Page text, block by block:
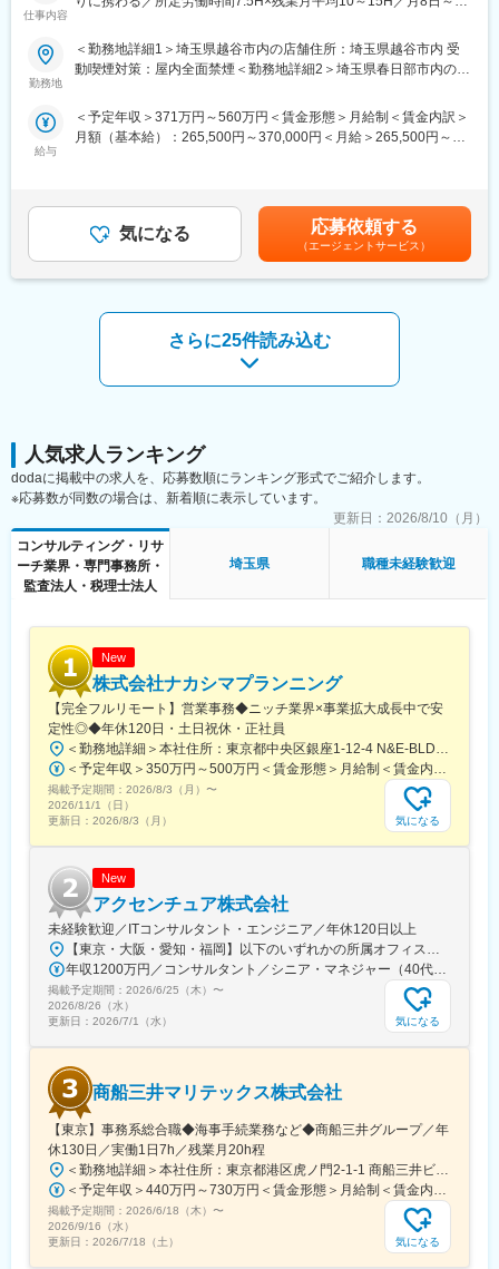
■組織構成：
1店舗あたり店長1名、スタッフ5～15名で運営。チームワークを
変更の範囲：会社の定める業務
現場仕事：7割 デスクワーク：3割
■1日の流れ
（1）出社後、担当する現場の資料を確認し、必要な情報収集・整
（2）現地に移動し、測量の準備を行い、測量を始めます。
（3）帰社後は外出中に入った案件などの対応・処理や、取引先へ
まずは未経験の方でも徐々にステップアップ出来るよう、社内外
で研修やOJTも充実しています。ご自身のレベルに合わせて測量
から登記まで幅広い業務を経験できますので、測量士補助として
■働き方
社内システムによって業務も効率化されているのでしっかりメリ
ハリをもって働くことができ、ワークライフバランスが整えられ
・月平均残業15時間程度
■当社の魅力：
リーガルフェイスグループは、司法書士、行政書士、土地家屋調
査士といった豊富な実務経験を持つ各分野の専門家が集結し、お
客様の幅広いニーズにワンストップなサービスを提供することを
強みとしています。
仕事内容
楽天モバイルショップに来店されるお客様へ、スマートフォン・
料金プラン・楽天カード・楽天市場・楽天ポイントなど、楽天経
て、お客様の生活をより豊かにするトータルサポートを行うポジ
ションです。
・新規契約・機種変更の受付および提案
・料金プラン、楽天ポイント活用、楽天カード、各種サービスの
案内
・スマホの初期設定・データ移行サポート
・在庫管理、売り場づくり、POP作成
・キャンペーン企画など、集客に向けた取り組み
■教育体制：
入社後1ヶ月は店舗での実践研修を実施。
サービス知識・業務の流れなど基礎から学べ、楽天グループ共通
のeラーニングでビジネススキルの習得も可能。未経験でも安心し
てスタートできる環境です。
■このポジションの魅力：
◇未経験でも成長しやすいシンプルなオペレーション
料金体系が他キャリアよりシンプル覚えやすく、提案力を磨きや
すい環境です。そのため、未経験からでも短期間で成長しやす
く、早期に独り立ちが可能です。
◇事業づくりに携われるやりがい
後発キャリアだからこそ柔軟で風通しがよく、改善提案や企画が
店舗運営に活かされやすい文化があります。
■キャリアパス：
スタッフ（R CREW）としてご活躍いただいたのち、約1年で店長
昇格を目指していただきます。その後はスーパーバイザー
（RSV）やマネージャーなど、より広い領域で活躍いただけるキ
■組織構成：
1店舗あたり店長1名、スタッフ5～15名で運営。チームワークを
重視し、相談しやすく協力し合える職場環境です。
■当社について：
当社は2023年2月に設立された楽天グループ100％出資の新会社
で、事業運営に必要な企画、立ち上げ、コンサルティング、オペ
ています。
変更の範囲：会社の定める業務
勤務地
＜勤務地詳細1＞埼玉県越谷市内の店舗住所：埼玉県越谷市内 受
動喫煙対策：屋内全面禁煙＜勤務地詳細2＞埼玉県春日部市内の店
囲：会社の定める事業所
給与
＜予定年収＞371万円～560万円＜賃金形態＞月給制＜賃金内訳＞
月額（基本給）：265,500円～370,000円＜月給＞265,500円～
気になる 応募依頼する
（エージェントサービス）
さらに25件読み込む
人気求人ランキング
dodaに掲載中の求人を、応募数順にランキング形式でご紹介します。
※応募数が同数の場合は、新着順に表示しています。
更新日： 2026/8/10（月）
コンサルティング・リサ
ーチ業界・専門事務所・
監査法人・税理士法人
埼玉県 職種未経験歓迎
New
株式会社ナカシマプランニング
【完全フルリモート】営業事務◆ニッチ業界×事業拡大成長中で安
定性◎◆年休120日・土日祝休・正社員
＜勤務地詳細＞本社住所：東京都中央区銀座1-12-4 N&E-BLD.7階受動喫煙対策：屋内全面禁煙変更の範囲：会社の定める事業所
＜予定年収＞350万円～500万円＜賃金形態＞月給制＜賃金内訳＞月額（基本給）：220,000円～270,000円＜月給＞220,000円～270,000円＜昇給有無＞有＜残業手当＞有＜給与補足＞■賞与：あり■昇給：あり賃金はあくまでも目安の金額であり、選考を通じて上下する可能性があります。月給(月額)は固定手当を含めた表記です。
掲載予定期間： 2026/8/3（月） 〜
2026/11/1（日）
更新日： 2026/8/3（月） 気になる
New
アクセンチュア株式会社
未経験歓迎／ITコンサルタント・エンジニア／年休120日以上
【東京・大阪・愛知・福岡】以下のいずれかの所属オフィスもしくは各エリアのプロジェクト先 所属オフィス：■赤坂インターシティ■関西オフィス■アクセンチュア・アドバンスト・テクノロジーセンター名古屋■福岡オフィス※詳細は勤務地一覧よりご覧いただけます。※所属オフィスを問わずプロジェクトにより、国内出張、海外出張の可能性があります【魅力ポイント│世界の知恵を活用】世界中のベストプラクティスがデータベースに集約されており、数多くの事例や社員の知恵を活用できます。日本では前例のない案件でも、世界各国の社員からオンライン・オフライン（海外出張）問わず、気軽にアドバイスを受けることができます。★ この求人のPOINT ★￣￣V￣￣￣￣￣￣￣￣￣＃世界約78万人規模の大手基盤で安定性◎若手から裁量大きく挑戦・成長できる環境＃土日祝休／連続5日以上の休暇取得も可能！／フルフレックス（コアタイムなし）＃コンサル・IT未経験者向けの手厚い研修◎／メンター制度もあるため安心してチャレンジOK！
年収1200万円／コンサルタント／シニア・マネジャー（40代） 年収1000万円／テクノロジーアーキテクト（30代）
掲載予定期間： 2026/6/25（木） 〜
2026/8/26（水）
更新日： 2026/7/1（水） 気になる
商船三井マリテックス株式会社
【東京】事務系総合職◆海事手続業務など◆商船三井グループ／年
休130日／実働1日7h／残業月20h程
＜勤務地詳細＞本社住所：東京都港区虎ノ門2-1-1 商船三井ビル勤務地最寄駅：東京メトロ銀座線／虎ノ門駅受動喫煙対策：屋内全面禁煙変更の範囲：会社の定める事業所
＜予定年収＞440万円～730万円＜賃金形態＞月給制＜賃金内訳＞月額（基本給）：291,800円～487,000円＜月給＞291,800円～487,000円＜昇給有無＞有＜残業手当＞有＜給与補足＞※上記想定年収には賞与3ヶ月分を含みます。金額は目安の金額であり、これまでのご経験・スキル・現年収等を総合的に考慮し決定いたします。■昇給：年1回■賞与：3ヶ月分（前年度実績）賃金はあくまでも目安の金額であり、選考を通じて上下する可能性があります。月給(月額)は固定手当を含めた表記です。
掲載予定期間： 2026/6/18（木） 〜
2026/9/16（水）
更新日： 2026/7/18（土） 気になる